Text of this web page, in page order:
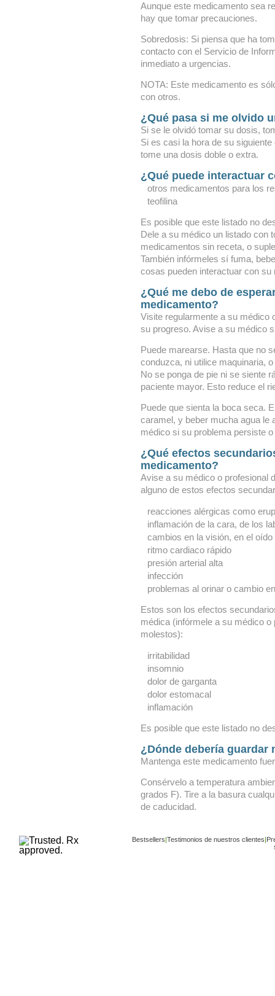
Aunque este medicamento sea
hay que tomar precauciones.
Sobredosis: Si piensa que ha
contacto con el Servicio de
inmediato a urgencias.
NOTA: Este medicamento es
con otros.
¿Qué pasa si me olvido
Si se le olvidó tomar su dosis,
Si es casi la hora de su
tome una dosis doble o extra.
¿Qué puede interactuar
otros medicamentos para los
teofilina
Es posible que este listado no
Dele a su médico un listado con
medicamentos sin receta, o
También infórmeles sí fuma,
cosas pueden interactuar con su
¿Qué me debo de
medicamento?
Visite regularmente a su médico
su progreso. Avise a su médico
Puede marearse. Hasta que no
conduzca, ni utilice maquinaria,
No se ponga de pie ni se siente
paciente mayor. Esto reduce el
Puede que sienta la boca seca.
caramel, y beber mucha agua le
médico si su problema persiste
¿Qué efectos
medicamento?
Avise a su médico o profesional
alguno de estos efectos
reacciones alérgicas como
inflamación de la cara, de los
cambios en la visión, en el oído
ritmo cardiaco rápido
presión arterial alta
infección
problemas al orinar o cambio
Estos son los efectos
médica (infórmele a su médico
molestos):
irritabilidad
insomnio
dolor de garganta
dolor estomacal
inflamación
Es posible que este listado no
¿Dónde debería guardar
Mantenga este medicamento
Consérvelo a temperatura
grados F). Tire a la basura
de caducidad.
Bestsellers|Testimonios de nuestros clientes|